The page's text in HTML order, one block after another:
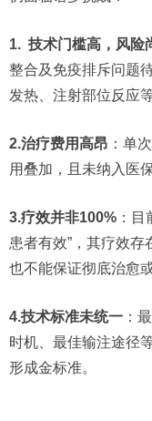
1. 技术门槛高，风险
整合及免疫排斥问题
发热、注射部位反应等
2.治疗费用高昂​ ：单
用叠加，且未纳入医
3.疗效并非100% ：
患者有效”，其疗效存
也不能保证彻底治愈
4.技术标准未统一 ：
时机、最佳输注途径
形成金标准。